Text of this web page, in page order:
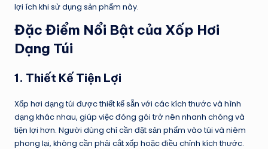
lợi ích khi sử dụng sản phẩm này.
Đặc Điểm Nổi Bật của Xốp Hơi
Dạng Túi
1. Thiết Kế Tiện Lợi
Xốp hơi dạng túi được thiết kế sẵn với các kích thước và hình
dạng khác nhau, giúp việc đóng gói trở nên nhanh chóng và
tiện lợi hơn. Người dùng chỉ cần đặt sản phẩm vào túi và niêm
phong lại, không cần phải cắt xốp hoặc điều chỉnh kích thước.